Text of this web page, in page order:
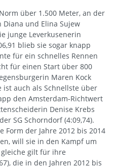
über 1.500 Meter, an der
und Elina Sujew
junge Leverkusenerin
blieb sie sogar knapp
für ein schnelles Rennen
für einen Start über 800
Maren Kock
ist auch als Schnellste über
den Amsterdam-Richtwert
Denise Krebs
SG Schorndorf (4:09,74).
Form der Jahre 2012 bis 2014
will sie in den Kampf um
gilt für ihre
die in den Jahren 2012 bis